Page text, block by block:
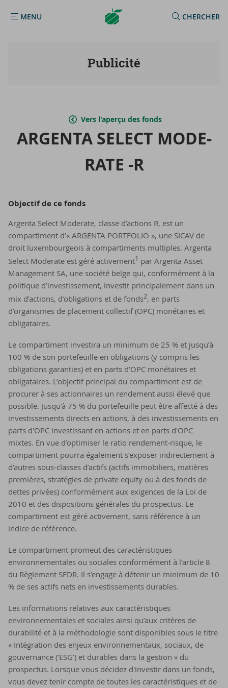
MENU
MENU
Argenta
Homepage
CHERCHER
Publicité
Vers l'aperçu des fonds
AR­GEN­TA SE­LECT MO­DE­
RATE -R
Ob­jec­tif de ce fonds
Argenta Select Moderate, classe d’actions R, est un
compartiment d’« ARGENTA PORTFOLIO », une SICAV de
droit luxembourgeois à compartiments multiples. Argenta
Select Moderate est géré activement1 par Argenta Asset
Management SA, une société belge qui, conformément à la
politique d’investissement, investit principalement dans un
mix d’actions, d’obligations et de fonds2, en parts
d’organismes de placement collectif (OPC) monétaires et
obligataires.
Le compartiment investira un minimum de 25 % et jusqu’à
100 % de son portefeuille en obligations (y compris les
obligations garanties) et en parts d'OPC monétaires et
obligataires. L’objectif principal du compartiment est de
procurer à ses actionnaires un rendement aussi élevé que
possible. Jusqu'à 75 % du portefeuille peut être affecté à des
investissements directs en actions, à des investissements en
parts d'OPC investissant en actions et en parts d'OPC
mixtes. En vue d’optimiser le ratio rendement-risque, le
compartiment pourra également s’exposer indirectement à
d’autres sous-classes d’actifs (actifs immobiliers, matières
premières, stratégies de private equity ou à des fonds de
dettes privées) conformément aux exigences de la Loi de
2010 et des dispositions générales du prospectus. Le
compartiment est géré activement, sans référence à un
indice de référence.
Le compartiment promeut des caractéristiques
environnementales ou sociales conformément à l’article 8
du Règlement SFDR. Il s’engage à détenir un minimum de 10
% de ses actifs nets en investissements durables.
Les informations relatives aux caractéristiques
environnementales et sociales ainsi qu’aux critères de
durabilité et à la méthodologie sont disponibles sous le titre
« Intégration des enjeux environnementaux, sociaux, de
gouvernance (‘ESG’) et durables dans la gestion » du
prospectus. Lorsque vous décidez d'investir dans un fonds,
vous devez tenir compte de toutes les caractéristiques et de